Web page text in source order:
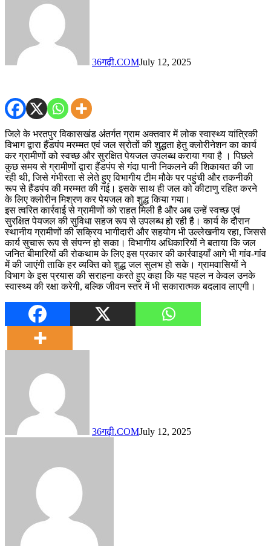
36गढ़ी.COMJuly 12, 2025
जिले के भरतपुर विकासखंड अंतर्गत ग्राम अक्तवार में लोक स्वास्थ्य यांत्रिकी
विभाग द्वारा हैंडपंप मरम्मत एवं जल स्रोतों की शुद्धता हेतु क्लोरीनेशन का कार्य
कर ग्रामीणों को स्वच्छ और सुरक्षित पेयजल उपलब्ध कराया गया है । पिछले
कुछ समय से ग्रामीणों द्वारा हैंडपंप से गंदा पानी निकलने की शिकायत की जा
रही थी, जिसे गंभीरता से लेते हुए विभागीय टीम मौके पर पहुंची और तकनीकी
रूप से हैंडपंप की मरम्मत की गई। इसके साथ ही जल को कीटाणु रहित करने
के लिए क्लोरीन मिश्रण कर पेयजल को शुद्ध किया गया।
इस त्वरित कार्रवाई से ग्रामीणों को राहत मिली है और अब उन्हें स्वच्छ एवं
सुरक्षित पेयजल की सुविधा सहज रूप से उपलब्ध हो रही है। कार्य के दौरान
स्थानीय ग्रामीणों की सक्रिय भागीदारी और सहयोग भी उल्लेखनीय रहा, जिससे
कार्य सुचारू रूप से संपन्न हो सका। विभागीय अधिकारियों ने बताया कि जल
जनित बीमारियों की रोकथाम के लिए इस प्रकार की कार्रवाइयाँ आगे भी गांव-गांव
में की जाएंगी ताकि हर व्यक्ति को शुद्ध जल सुलभ हो सके। ग्रामवासियों ने
विभाग के इस प्रयास की सराहना करते हुए कहा कि यह पहल न केवल उनके
स्वास्थ्य की रक्षा करेगी, बल्कि जीवन स्तर में भी सकारात्मक बदलाव लाएगी।
36गढ़ी.COMJuly 12, 2025